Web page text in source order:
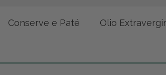
Conserve e Paté Olio